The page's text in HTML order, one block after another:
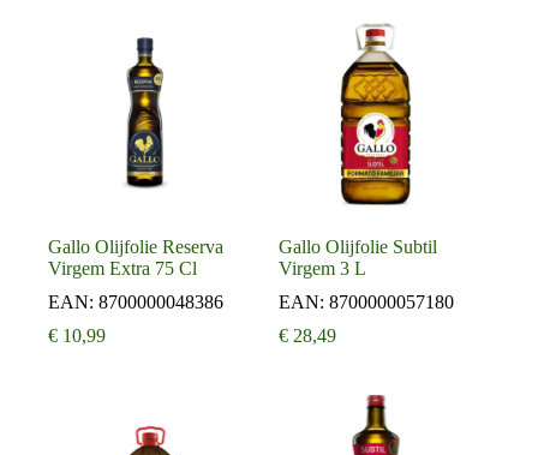
Gallo Olijfolie Reserva
Virgem Extra 75 Cl
EAN: 8700000048386
€ 10,99
Gallo Olijfolie Subtil
Virgem 3 L
EAN:8700000057180
€ 28,49